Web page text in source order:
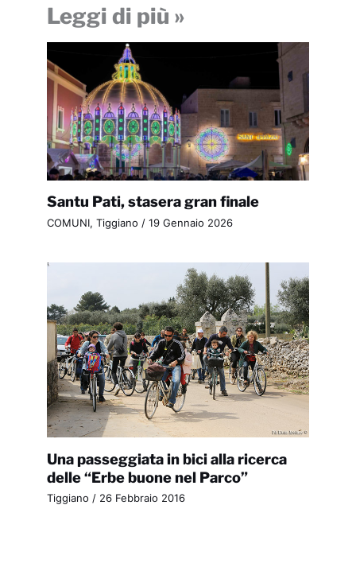
Leggi di più »
Santu Pati, stasera gran finale
COMUNI, Tiggiano / 19 Gennaio 2026
Una passeggiata in bici alla ricerca
delle “Erbe buone nel Parco”
Tiggiano / 26 Febbraio 2016